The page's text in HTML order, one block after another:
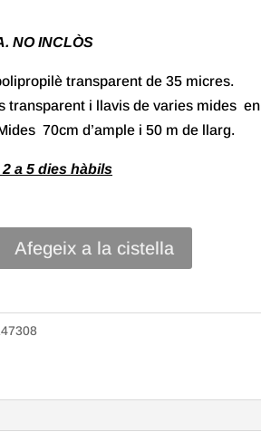
NO INCLÒS
transparent de 35 micres.
transparent i llavis de varies mides en
70cm d’ample i 50 m de llarg.
a 5 dies hàbils
Afegeix a la cistella